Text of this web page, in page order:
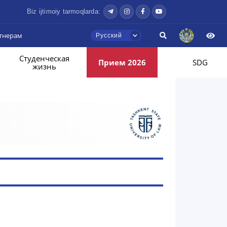
Biz ijtimoiy tarmoqlarda:
Русский
Студенческая
жизнь
Прием 2026 SDG